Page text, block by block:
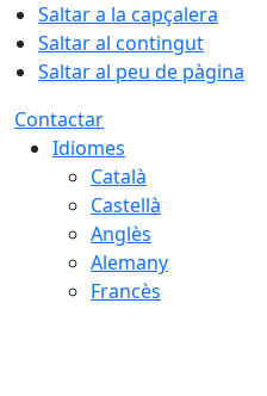
Saltar a la capçalera
Saltar al contingut
Saltar al peu de pàgina
Contactar
Idiomes
Català
Castellà
Anglès
Alemany
Francès